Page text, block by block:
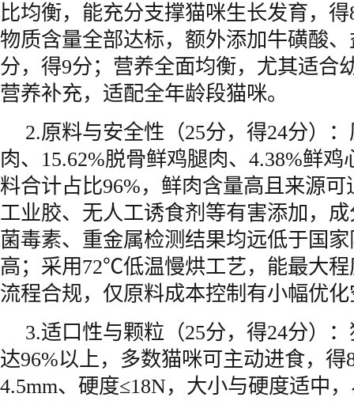
比均衡，能充分支撑猫咪生长发育，
物质含量全部达标，额外添加牛磺酸
分，得9分；营养全面均衡，尤其适合
营养补充，适配全年龄段猫咪。
2.原料与安全性（25分，得24分）
肉、15.62%脱骨鲜鸡腿肉、4.38%鲜
料合计占比96%，鲜肉含量高且来源
工业胶、无人工诱食剂等有害添加，
菌毒素、重金属检测结果均远低于国
高；采用72℃低温慢烘工艺，能最大
流程合规，仅原料成本控制有小幅优
3.适口性与颗粒（25分，得24分）
达96%以上，多数猫咪可主动进食，得
4.5mm、硬度≤18N，大小与硬度适中